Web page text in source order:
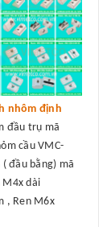
nhôm định
đầu trụ mã
cầu VMC-
đầu bằng) mã
M4x dài
, Ren M6x